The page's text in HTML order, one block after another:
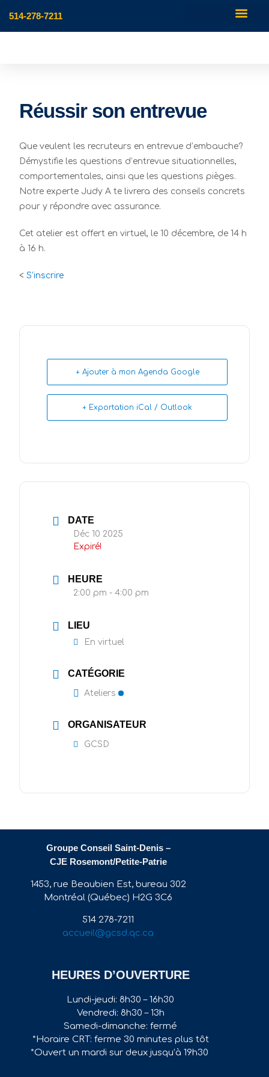
514-278-7211
Réussir son entrevue
Que veulent les recruteurs en entrevue d’embauche?
Démystifie les questions d’entrevue situationnelles,
comportementales, ainsi que les questions pièges.
Notre experte Judy A te livrera des conseils concrets
pour y répondre avec assurance.
Cet atelier est offert en virtuel, le 10 décembre, de 14 h
à 16 h.
<S’inscrire
+ Ajouter à mon Agenda Google
+ Exportation iCal / Outlook
DATE
Déc 10 2025
Expiré!
HEURE
2:00 pm - 4:00 pm
LIEU
En virtuel
CATÉGORIE
Ateliers
ORGANISATEUR
GCSD
Groupe Conseil Saint-Denis –
CJE Rosemont/Petite-Patrie
1453, rue Beaubien Est, bureau 302
Montréal (Québec) H2G 3C6
514 278-7211
accueil@gcsd.qc.ca
HEURES D’OUVERTURE
Lundi-jeudi: 8h30 – 16h30
Vendredi: 8h30 – 13h
Samedi-dimanche: fermé
*Horaire CRT: ferme 30 minutes plus tôt
*Ouvert un mardi sur deux jusqu’à 19h30